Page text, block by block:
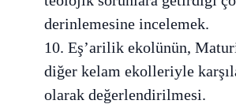
derinlemesine incelemek.
10. Eş’arilik ekolünün,
diğer kelam ekolleriyle
olarak değerlendirilmesi.